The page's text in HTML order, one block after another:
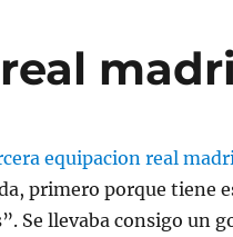
primero porque tiene
Se llevaba consigo un